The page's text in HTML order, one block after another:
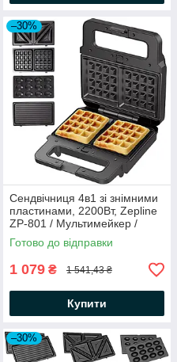
–30%
Сендвічниця 4в1 зі знімними
пластинами, 2200Вт, Zepline
ZP-801 / Мультимейкер /
Вафельниця / Електрогриль
Готово до відправки
1 079 ₴ 1 541,43 ₴
Купити
–30%